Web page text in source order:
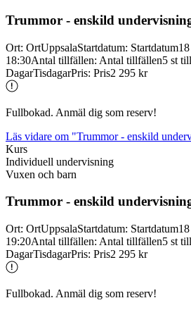
Trummor - enskild
Ort: OrtUppsalaStartdatum: Startdatum
18:30Antal tillfällen: Antal tillfällen5 st
DagarTisdagarPris: Pris2 295 kr
Fullbokad. Anmäl dig som reserv!
Läs vidare om "Trummor - enskild
Kurs
Individuell undervisning
Vuxen och barn
Trummor - enskild
Ort: OrtUppsalaStartdatum: Startdatum
19:20Antal tillfällen: Antal tillfällen5 st
DagarTisdagarPris: Pris2 295 kr
Fullbokad. Anmäl dig som reserv!